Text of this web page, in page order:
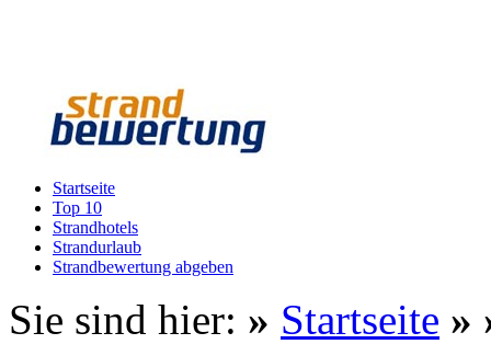
Startseite
Top 10
Strandhotels
Strandurlaub
Strandbewertung abgeben
Sie sind hier: » Startseite »